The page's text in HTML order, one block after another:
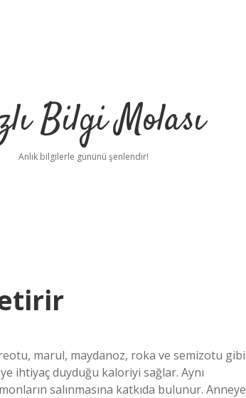
Bilgi Molası
Anlık bilgilerle gününü şenlendir!
marul, maydanoz, roka ve semizotu gibi
ihtiyaç duyduğu kaloriyi sağlar. Aynı
salınmasına katkıda bulunur. Anneye